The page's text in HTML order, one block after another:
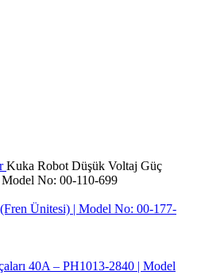
Kuka Robot Düşük Voltaj Güç
No: 00-110-699
Ünitesi) | Model No: 00-177-
40A – PH1013-2840 | Model